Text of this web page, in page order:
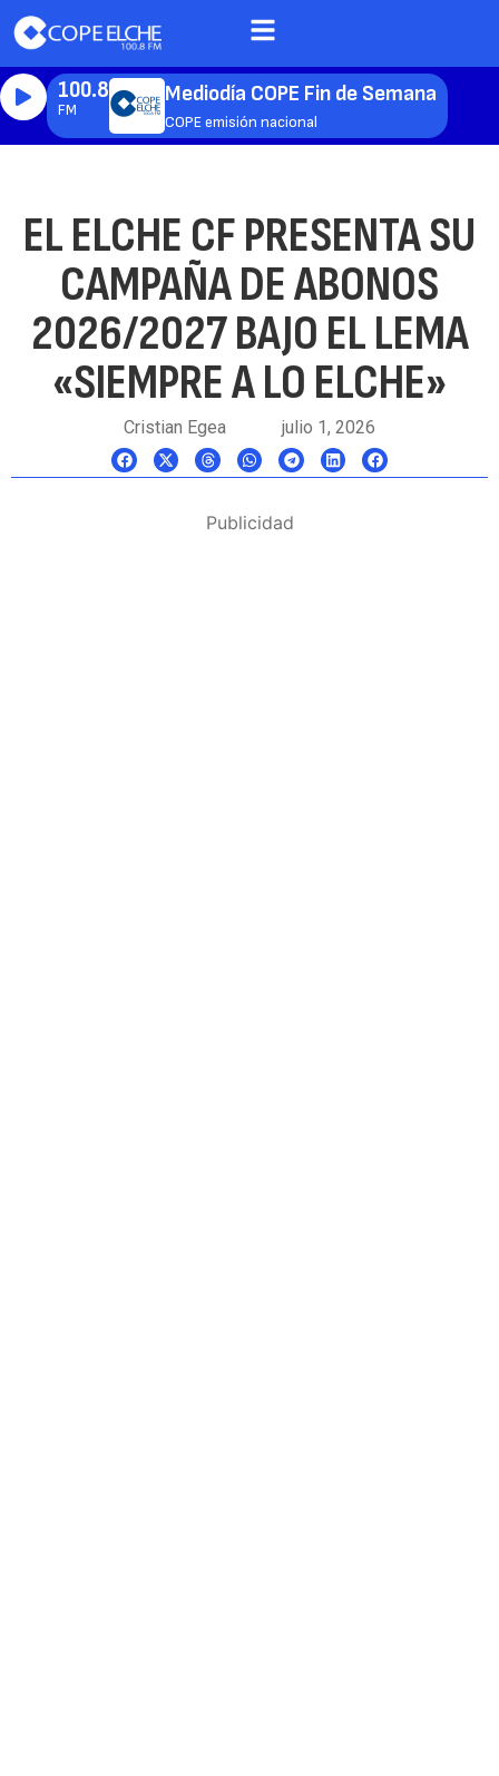
100.8
FM
Mediodía COPE Fin de Semana
COPE emisión nacional
EL ELCHE CF PRESENTA SU
CAMPAÑA DE ABONOS
2026/2027 BAJO EL LEMA
«SIEMPRE A LO ELCHE»
Cristian Egea julio 1, 2026
Publicidad